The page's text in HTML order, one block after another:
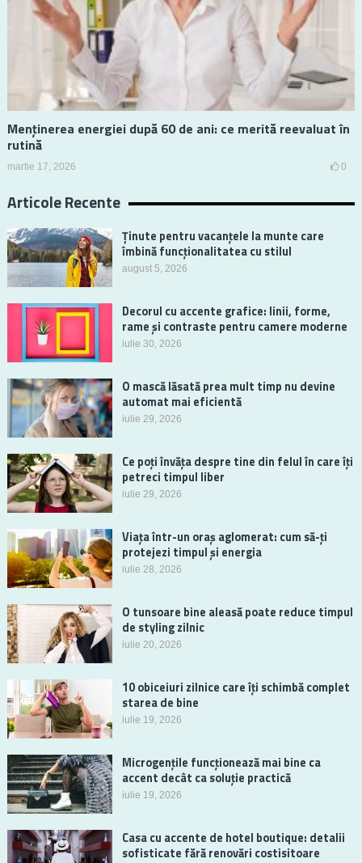
Menținerea energiei după 60 de ani: ce merită reevaluat în
rutină
martie 17, 2026 0
Articole Recente
Ținute pentru vacanțele la munte care
îmbină funcționalitatea cu stilul
august 5, 2026
Decorul cu accente grafice: linii, forme,
rame și contraste pentru camere moderne
iulie 30, 2026
O mască lăsată prea mult timp nu devine
automat mai eficientă
iulie 29, 2026
Ce poți învăța despre tine din felul în care îți
petreci timpul liber
iulie 29, 2026
Viața într-un oraș aglomerat: cum să-ți
protejezi timpul și energia
iulie 28, 2026
O tunsoare bine aleasă poate reduce timpul
de styling zilnic
iulie 20, 2026
10 obiceiuri zilnice care îți schimbă complet
starea de bine
iulie 19, 2026
Microgențile funcționează mai bine ca
accent decât ca soluție practică
iulie 19, 2026
Casa cu accente de hotel boutique: detalii
sofisticate fără renovări costisitoare